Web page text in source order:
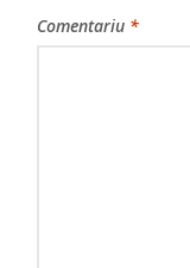
Comentariu *